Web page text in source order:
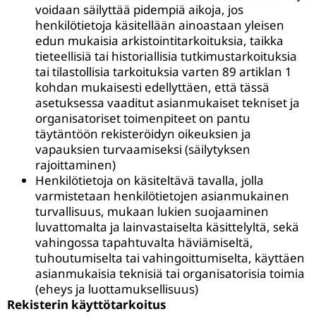
voidaan säilyttää pidempiä aikoja, jos
henkilötietoja käsitellään ainoastaan yleisen
edun mukaisia arkistointitarkoituksia, taikka
tieteellisiä tai historiallisia tutkimustarkoituksia
tai tilastollisia tarkoituksia varten 89 artiklan 1
kohdan mukaisesti edellyttäen, että tässä
asetuksessa vaaditut asianmukaiset tekniset ja
organisatoriset toimenpiteet on pantu
täytäntöön rekisteröidyn oikeuksien ja
vapauksien turvaamiseksi (säilytyksen
rajoittaminen)
Henkilötietoja on käsiteltävä tavalla, jolla
varmistetaan henkilötietojen asianmukainen
turvallisuus, mukaan lukien suojaaminen
luvattomalta ja lainvastaiselta käsittelyltä, sekä
vahingossa tapahtuvalta häviämiseltä,
tuhoutumiselta tai vahingoittumiselta, käyttäen
asianmukaisia teknisiä tai organisatorisia toimia
(eheys ja luottamuksellisuus)
Rekisterin käyttötarkoitus